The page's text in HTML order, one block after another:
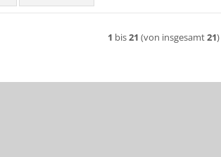
1 bis21 (von insgesamt21)